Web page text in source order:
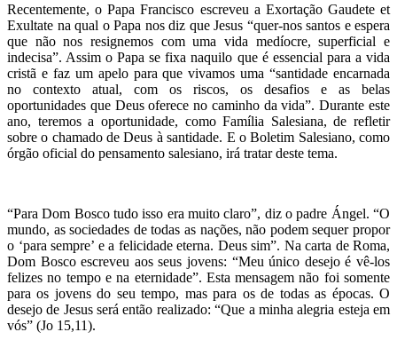
Recentemente, o Papa Francisco escreveu a Exortação Gaudete et
Exultate na qual o Papa nos diz que Jesus “quer-nos santos e espera
que não nos resignemos com uma vida medíocre, superficial e
indecisa”. Assim o Papa se fixa naquilo que é essencial para a vida
cristã e faz um apelo para que vivamos uma “santidade encarnada
no contexto atual, com os riscos, os desafios e as belas
oportunidades que Deus oferece no caminho da vida”. Durante este
ano, teremos a oportunidade, como Família Salesiana, de refletir
sobre o chamado de Deus à santidade. E o Boletim Salesiano, como
órgão oficial do pensamento salesiano, irá tratar deste tema.
“Para Dom Bosco tudo isso era muito claro”, diz o padre Ángel. “O
mundo, as sociedades de todas as nações, não podem sequer propor
o ‘para sempre’ e a felicidade eterna. Deus sim”. Na carta de Roma,
Dom Bosco escreveu aos seus jovens: “Meu único desejo é vê-los
felizes no tempo e na eternidade”. Esta mensagem não foi somente
para os jovens do seu tempo, mas para os de todas as épocas. O
desejo de Jesus será então realizado: “Que a minha alegria esteja em
vós” (Jo 15,11).